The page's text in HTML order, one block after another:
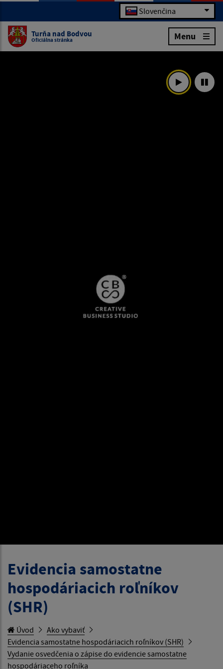
Slovenčina
Turňa nad Bodvou
Oficiálna stránka Menu
Evidencia samostatne
hospodáriacich roľníkov
(SHR)
Úvod
Ako vybaviť
Evidencia samostatne hospodáriacich roľníkov (SHR)
Vydanie osvedčenia o zápise do evidencie samostatne
hospodáriaceho roľníka